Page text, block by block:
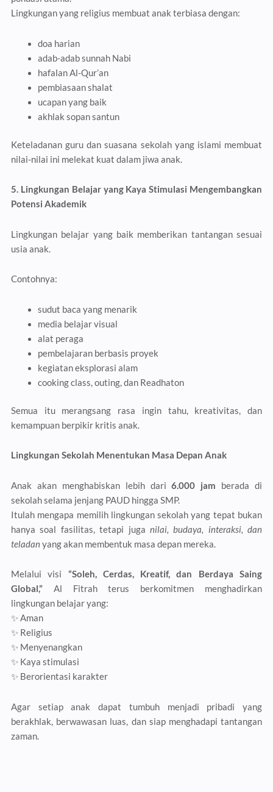
Lingkungan yang religius membuat anak terbiasa dengan:
doa harian
adab-adab sunnah Nabi
hafalan Al-Qur’an
pembiasaan shalat
ucapan yang baik
akhlak sopan santun
Keteladanan guru dan suasana sekolah yang islami membuat
nilai-nilai ini melekat kuat dalam jiwa anak.
5. Lingkungan Belajar yang Kaya Stimulasi Mengembangkan
Potensi Akademik
Lingkungan belajar yang baik memberikan tantangan sesuai
usia anak.
Contohnya:
sudut baca yang menarik
media belajar visual
alat peraga
pembelajaran berbasis proyek
kegiatan eksplorasi alam
cooking class, outing, dan Readhaton
Semua itu merangsang rasa ingin tahu, kreativitas, dan
kemampuan berpikir kritis anak.
Lingkungan Sekolah Menentukan Masa Depan Anak
Anak akan menghabiskan lebih dari6.000 jam berada di
sekolah selama jenjang PAUD hingga SMP.
Itulah mengapa memilih lingkungan sekolah yang tepat bukan
hanya soal fasilitas, tetapi juga nilai, budaya, interaksi, dan
teladanyang akan membentuk masa depan mereka.
Melalui visi “Soleh, Cerdas, Kreatif, dan Berdaya Saing
Global,”Al Fitrah terus berkomitmen menghadirkan
lingkungan belajar yang:
✨ Aman
✨ Religius
✨ Menyenangkan
✨ Kaya stimulasi
✨ Berorientasi karakter
Agar setiap anak dapat tumbuh menjadi pribadi yang
berakhlak, berwawasan luas, dan siap menghadapi tantangan
zaman.